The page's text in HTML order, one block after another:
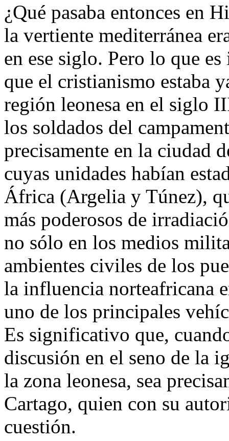
¿Qué pasaba entonces en
la vertiente mediterránea
en ese siglo. Pero lo que
que el cristianismo estaba
región leonesa en el siglo
los soldados del
precisamente en la ciudad
cuyas unidades habían
África (Argelia y Túnez),
más poderosos de
no sólo en los medios
ambientes civiles de los
la influencia norteafricana
uno de los principales
Es significativo que,
discusión en el seno de la
la zona leonesa, sea
Cartago, quien con su
cuestión.